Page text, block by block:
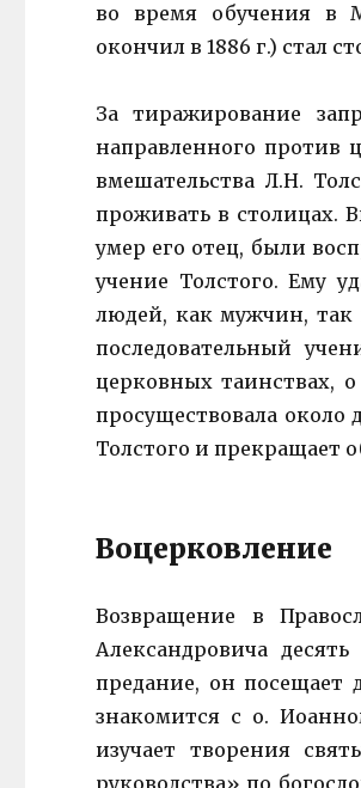
во время обучения в
окончил в 1886 г.) стал
За тиражирование
направленного против
вмешательства Л.Н.
проживать в столицах.
умер его отец, были
учение Толстого. Ему
людей, как мужчин, так
последовательный
церковных таинствах,
просуществовала около
Толстого и прекращает
Воцерковление
Возвращение в
Александровича
предание, он
знакомится с о.
изучает творения
руководства» по